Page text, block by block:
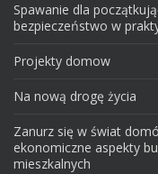
Spawanie dla
bezpieczeństwo w
Projekty domow
Na nową drogę życia
Zanurz się w świat
ekonomiczne aspekty
mieszkalnych